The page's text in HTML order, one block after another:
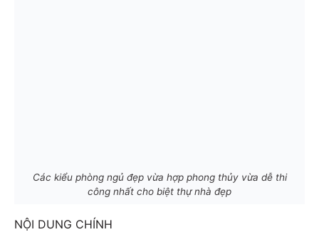
Các kiểu phòng ngủ đẹp vừa hợp phong thủy vừa dễ thi
công nhất cho biệt thự nhà đẹp
NỘI DUNG CHÍNH